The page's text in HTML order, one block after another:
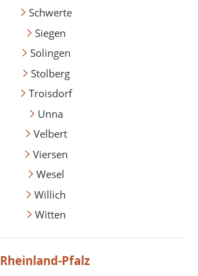
Schwerte
Siegen
Solingen
Stolberg
Troisdorf
Unna
Velbert
Viersen
Wesel
Willich
Witten
Rheinland-Pfalz